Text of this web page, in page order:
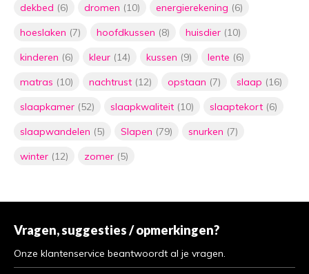
dekbed (6) dromen (10) energierekening (6)
hoeslaken (7) hoofdkussen (8) huisdier (10)
kinderen (6) kleur (14) kussen (9) lente (6)
matras (10) nachtrust (12) opstaan (7) slaap (16)
slaapkamer (52) slaapkwaliteit (10) slaaptekort (6)
slaapwandelen (5) Slapen (79) snurken (7)
winter (12) zomer (5)
Vragen, suggesties / opmerkingen?
Onze klantenservice beantwoordt al je vragen.